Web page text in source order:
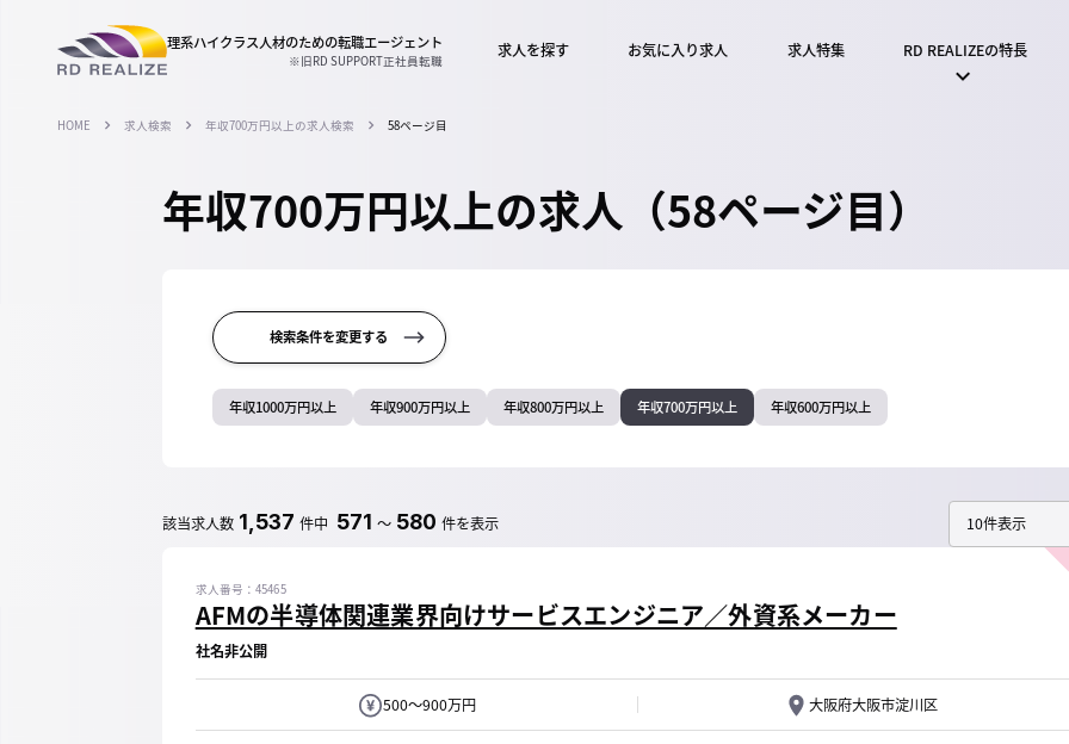
理系ハイクラス人材のための転職エージェント
※旧RD SUPPORT正社員転職 求人を探す お気に入り求人 求人特集 RD REALIZEの特長
HOME 求人検索 年収700万円以上の求人検索 58ページ目
年収700万円以上の求人（58ページ目）
検索条件を変更する
年収1000万円以上 年収900万円以上 年収800万円以上 年収700万円以上 年収600万円以上
該当求人数 1,537 件中 571 ～ 580 件を表示
AFMの半導体関連業界向けサービスエンジニア／外資系メーカー
求人番号：45465
社名非公開
大阪府大阪市淀川区
500～900万円